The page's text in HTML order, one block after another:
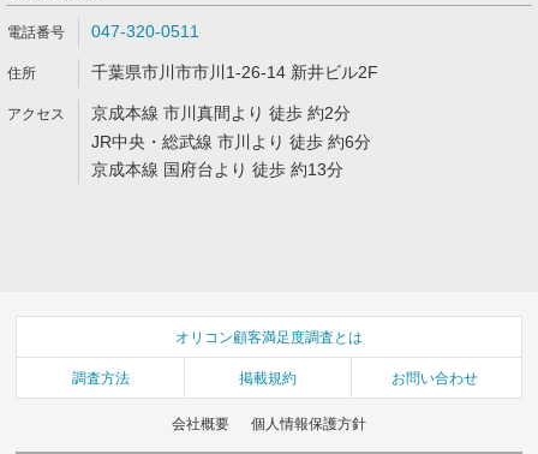
047-320-0511
千葉県市川市市川1-26-14 新井ビル2F
京成本線 市川真間より 徒歩 約2分
JR中央・総武線 市川より 徒歩 約6分
京成本線 国府台より 徒歩 約13分
オリコン顧客満足度調査とは
調査方法 掲載規約 お問い合わせ
会社概要 個人情報保護方針